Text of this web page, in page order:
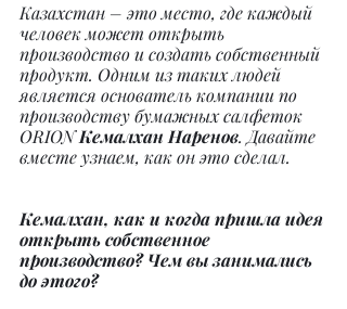
Казахстан – это место, где каждый
человек может открыть
производство и создать собственный
продукт. Одним из таких людей
является основатель компании по
производству бумажных салфеток
ORION Кемалхан Наренов. Давайте
вместе узнаем, как он это сделал.
Кемалхан, как и когда пришла идея
открыть собственное
производство? Чем вы занимались
до этого?